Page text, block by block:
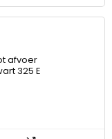
afvoer
325 E